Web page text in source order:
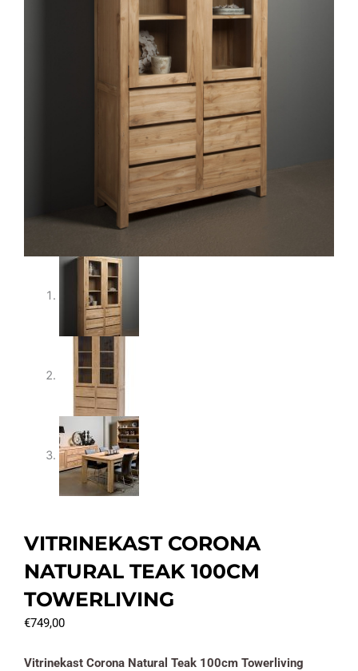
VITRINEKAST CORONA
NATURAL TEAK 100CM
TOWERLIVING
€749,00
Vitrinekast Corona Natural Teak 100cm Towerliving